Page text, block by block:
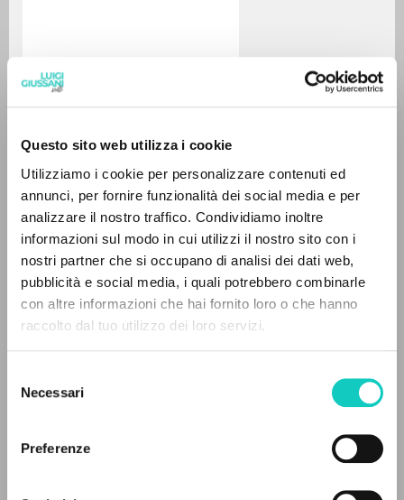
Questo sito web utilizza i cookie
Utilizziamo i cookie per personalizzare contenuti ed
annunci, per fornire funzionalità dei social media e per
analizzare il nostro traffico. Condividiamo inoltre
informazioni sul modo in cui utilizzi il nostro sito con i
nostri partner che si occupano di analisi dei dati web,
pubblicità e social media, i quali potrebbero combinarle
con altre informazioni che hai fornito loro o che hanno
raccolto dal tuo utilizzo dei loro servizi.
delNecessari
Preferenze
Giussani LuigiAutore
Litterae Communionis-Passos
0DOCUMENTI TROVATI
RISULTATI SUCCESSIVI